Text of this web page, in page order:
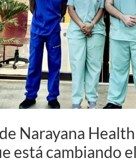
Narayana
está cambiando